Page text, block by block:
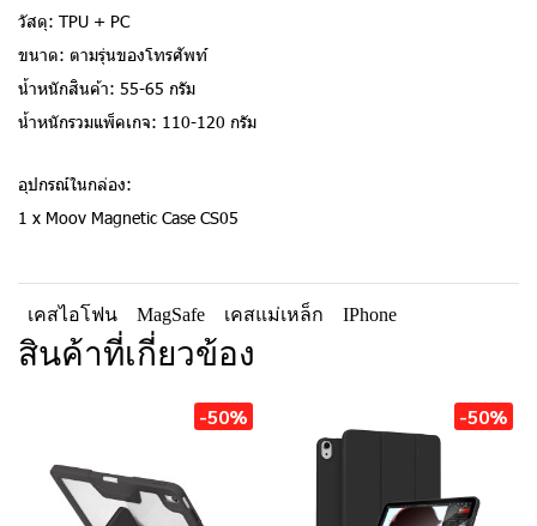
วัสดุ: TPU + PC
ขนาด: ตามรุ่นของโทรศัพท์
น้ำหนักสินค้า: 55-65 กรัม
น้ำหนักรวมแพ็คเกจ: 110-120 กรัม
อุปกรณ์ในกล่อง:
1 x Moov Magnetic Case CS05
เคสไอโฟน MagSafe เคสแม่เหล็ก IPhone
สินค้าที่เกี่ยวข้อง
-50% -50%